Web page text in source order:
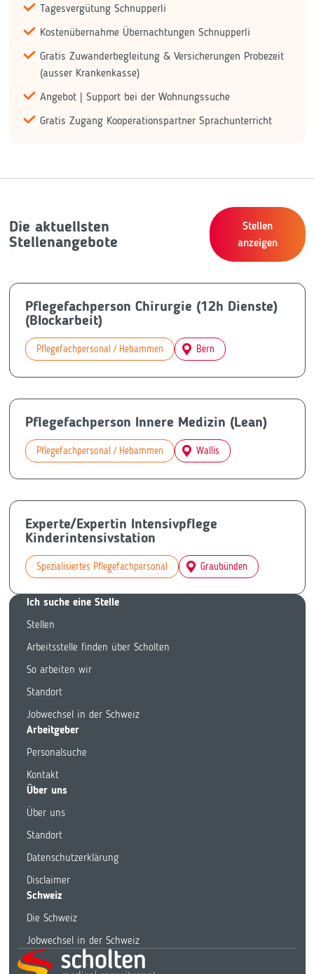
Tagesvergütung Schnupperli
Kostenübernahme Übernachtungen Schnupperli
Gratis Zuwanderbegleitung & Versicherungen Probezeit
(ausser Krankenkasse)
Angebot | Support bei der Wohnungssuche
Gratis Zugang Kooperationspartner Sprachunterricht
Die aktuellsten
Stellenangebote
Stellen
anzeigen
Pflegefachperson Chirurgie (12h Dienste)
(Blockarbeit)
Pflegefachpersonal / Hebammen Bern
Pflegefachperson Innere Medizin (Lean)
Pflegefachpersonal / Hebammen Wallis
Experte/Expertin Intensivpflege
Kinderintensivstation
Spezialisiertes Pflegefachpersonal Graubünden
Ich suche eine Stelle
Stellen
Arbeitsstelle finden über Scholten
So arbeiten wir
Standort
Jobwechsel in der Schweiz
Arbeitgeber
Personalsuche
Kontakt
Über uns
Über uns
Standort
Datenschutzerklärung
Disclaimer
Schweiz
Die Schweiz
Jobwechsel in der Schweiz